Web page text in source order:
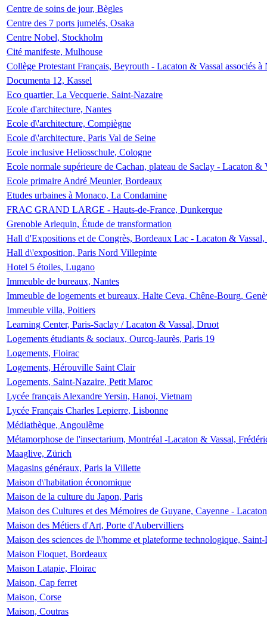
Centre de soins de jour, Bègles
Centre des 7 ports jumelés, Osaka
Centre Nobel, Stockholm
Cité manifeste, Mulhouse
Collège Protestant Français, Beyrouth - Lacaton & Vassal associés
Documenta 12, Kassel
Eco quartier, La Vecquerie, Saint-Nazaire
Ecole d'architecture, Nantes
Ecole d\'architecture, Compiègne
Ecole d\'architecture, Paris Val de Seine
Ecole inclusive Heliosschule, Cologne
Ecole normale supérieure de Cachan, plateau de Saclay - Lacaton &
Ecole primaire André Meunier, Bordeaux
Etudes urbaines à Monaco, La Condamine
FRAC GRAND LARGE - Hauts-de-France, Dunkerque
Grenoble Arlequin, Étude de transformation
Hall d'Expositions et de Congrès, Bordeaux Lac - Lacaton &
Hall d\'exposition, Paris Nord Villepinte
Hotel 5 étoiles, Lugano
Immeuble de bureaux, Nantes
Immeuble de logements et bureaux, Halte Ceva, Chêne-Bourg,
Immeuble villa, Poitiers
Learning Center, Paris-Saclay / Lacaton & Vassal, Druot
Logements étudiants & sociaux, Ourcq-Jaurès, Paris 19
Logements, Floirac
Logements, Hérouville Saint Clair
Logements, Saint-Nazaire, Petit Maroc
Lycée français Alexandre Yersin, Hanoi, Vietnam
Lycée Français Charles Lepierre, Lisbonne
Médiathèque, Angoulême
Métamorphose de l'insectarium, Montréal -Lacaton & Vassal,
Maaglive, Zürich
Magasins généraux, Paris la Villette
Maison d\'habitation économique
Maison de la culture du Japon, Paris
Maison des Cultures et des Mémoires de Guyane, Cayenne -
Maison des Métiers d'Art, Porte d'Aubervilliers
Maison des sciences de l\'homme et plateforme technologique,
Maison Floquet, Bordeaux
Maison Latapie, Floirac
Maison, Cap ferret
Maison, Corse
Maison, Coutras